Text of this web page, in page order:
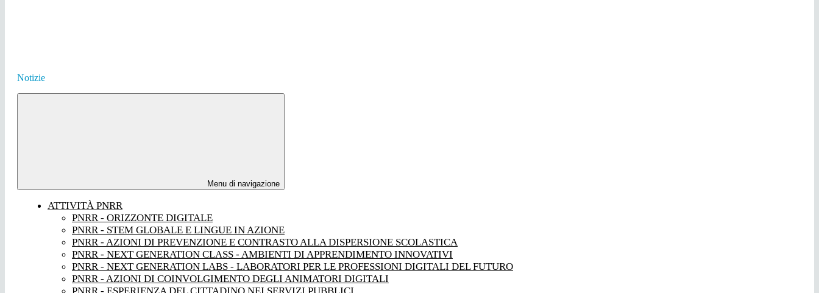
Notizie
Menu di navigazione
ATTIVITÀ PNRR
PNRR - ORIZZONTE DIGITALE
PNRR - STEM GLOBALE E LINGUE IN AZIONE
PNRR - AZIONI DI PREVENZIONE E CONTRASTO ALLA DISPERSIONE SCOLASTICA
PNRR - NEXT GENERATION CLASS - AMBIENTI DI APPRENDIMENTO INNOVATIVI
PNRR - NEXT GENERATION LABS - LABORATORI PER LE PROFESSIONI DIGITALI DEL FUTURO
PNRR - AZIONI DI COINVOLGIMENTO DEGLI ANIMATORI DIGITALI